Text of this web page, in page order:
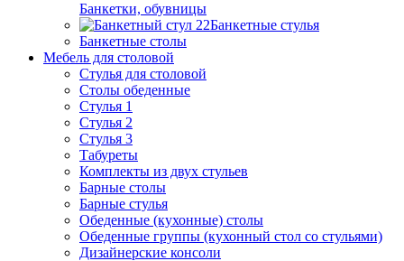
Банкетки, обувницы
Банкетные стулья
Банкетные столы
Мебель для столовой
Стулья для столовой
Столы обеденные
Стулья 1
Стулья 2
Стулья 3
Табуреты
Комплекты из двух стульев
Барные столы
Барные стулья
Обеденные (кухонные) столы
Обеденные группы (кухонный стол со стульями)
Дизайнерские консоли